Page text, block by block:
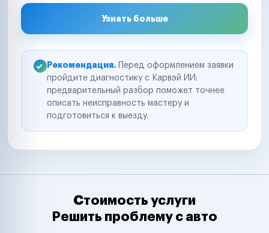
Узнать больше
Рекомендация. Перед оформлением заявки
пройдите диагностику с Карвэй ИИ:
предварительный разбор поможет точнее
описать неисправность мастеру и
подготовиться к выезду.
Стоимость услуги
Решить проблему с авто